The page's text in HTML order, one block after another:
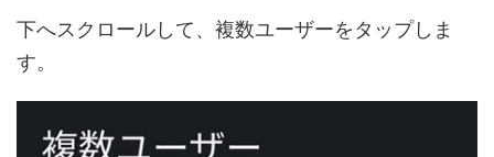
下へスクロールして、複数ユーザーをタップしま
す。